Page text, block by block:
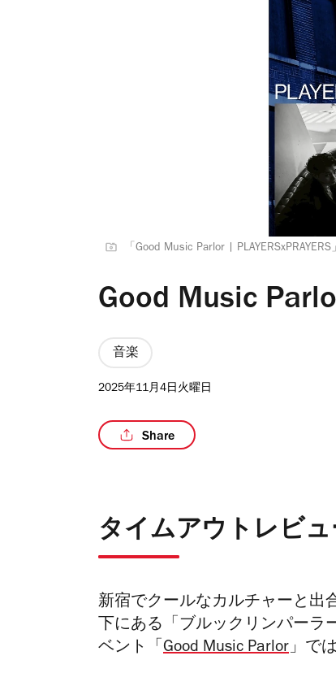
「Good Music Parlor | PLAYERSxPRAYERS」
Good Music
音楽
2025年11月4日火曜日
Share
タイムアウトレビュ
新宿でクールなカルチャーと出
下にある「ブルックリンパーラ
ベント「 Good Music Parlor」で